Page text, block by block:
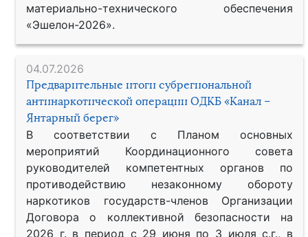
материально-технического обеспечения
«Эшелон-2026».
04.07.2026
Предварительные итоги субрегиональной
антинаркотической операции ОДКБ «Канал –
Янтарный берег»
В соответствии с Планом основных
мероприятий Координационного совета
руководителей компетентных органов по
противодействию незаконному обороту
наркотиков государств-членов Организации
Договора о коллективной безопасности на
2026 г. в период с 29 июня по 3 июля с.г., в